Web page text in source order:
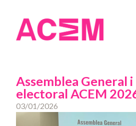
Assemblea General
electoral ACEM
03/01/2026